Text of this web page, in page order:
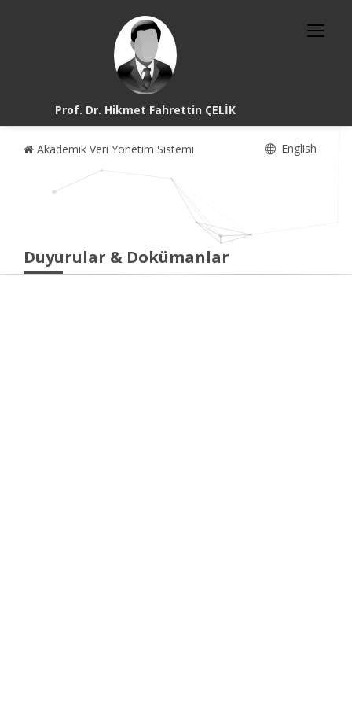
Prof. Dr. Hikmet Fahrettin ÇELİK
Akademik Veri Yönetim Sistemi English
Duyurular & Dokümanlar